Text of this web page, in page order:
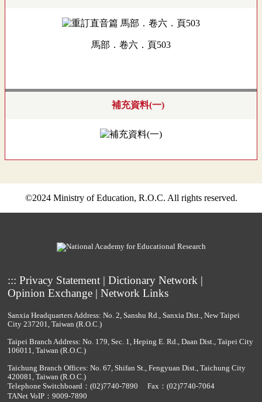
馬部．卷六．頁503
補充資料(一)
©2024 Ministry of Education, R.O.C. All rights reserved.
::: Privacy Statement| Dictionary Network|
Opinion Exchange| Network Links
Sanxia Headquarters Address: No. 2, Sanshu Rd., Sanxia Dist., New Taipei
City 237201, Taiwan (R.O.C.)
Taipei Branch Address: No. 179, Sec. 1, Heping E. Rd., Daan Dist., Taipei City
106011, Taiwan (R.O.C.)
Taichung Branch Offices: No. 67, Shifan St., Fengyuan Dist., Taichung City
420081, Taiwan (R.O.C.)
Telephone Switchboard： (02)7740-7890
Fax：(02)7740-7064
TANet VoIP：9009-7890